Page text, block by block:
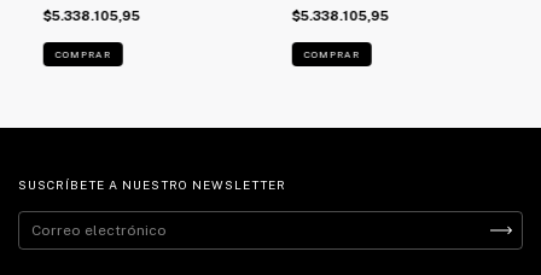
$5.338.105,95
COMPRAR
$5.338.105,95
COMPRAR
SUSCRÍBETE A NUESTRO NEWSLETTER